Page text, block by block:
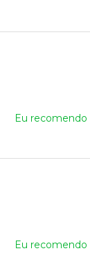
Eu
Eu